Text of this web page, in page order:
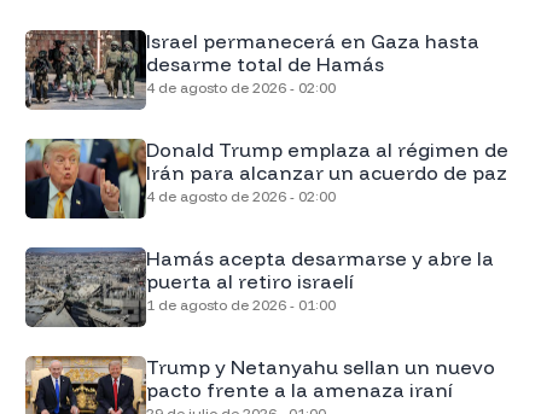
Israel permanecerá en Gaza hasta
desarme total de Hamás
4 de agosto de 2026 - 02:00
Donald Trump emplaza al régimen de
Irán para alcanzar un acuerdo de paz
4 de agosto de 2026 - 02:00
Hamás acepta desarmarse y abre la
puerta al retiro israelí
1 de agosto de 2026 - 01:00
Trump y Netanyahu sellan un nuevo
pacto frente a la amenaza iraní